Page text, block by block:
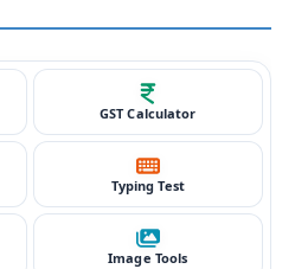
GST Calculator
Typing Test
Image Tools